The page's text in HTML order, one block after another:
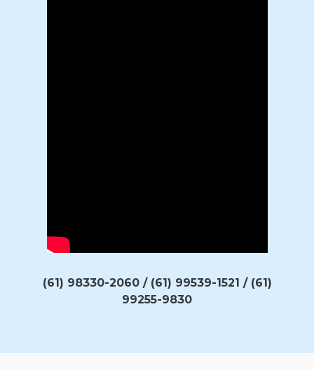
(61) 98330-2060 / (61) 99539-1521 / (61)
99255-9830